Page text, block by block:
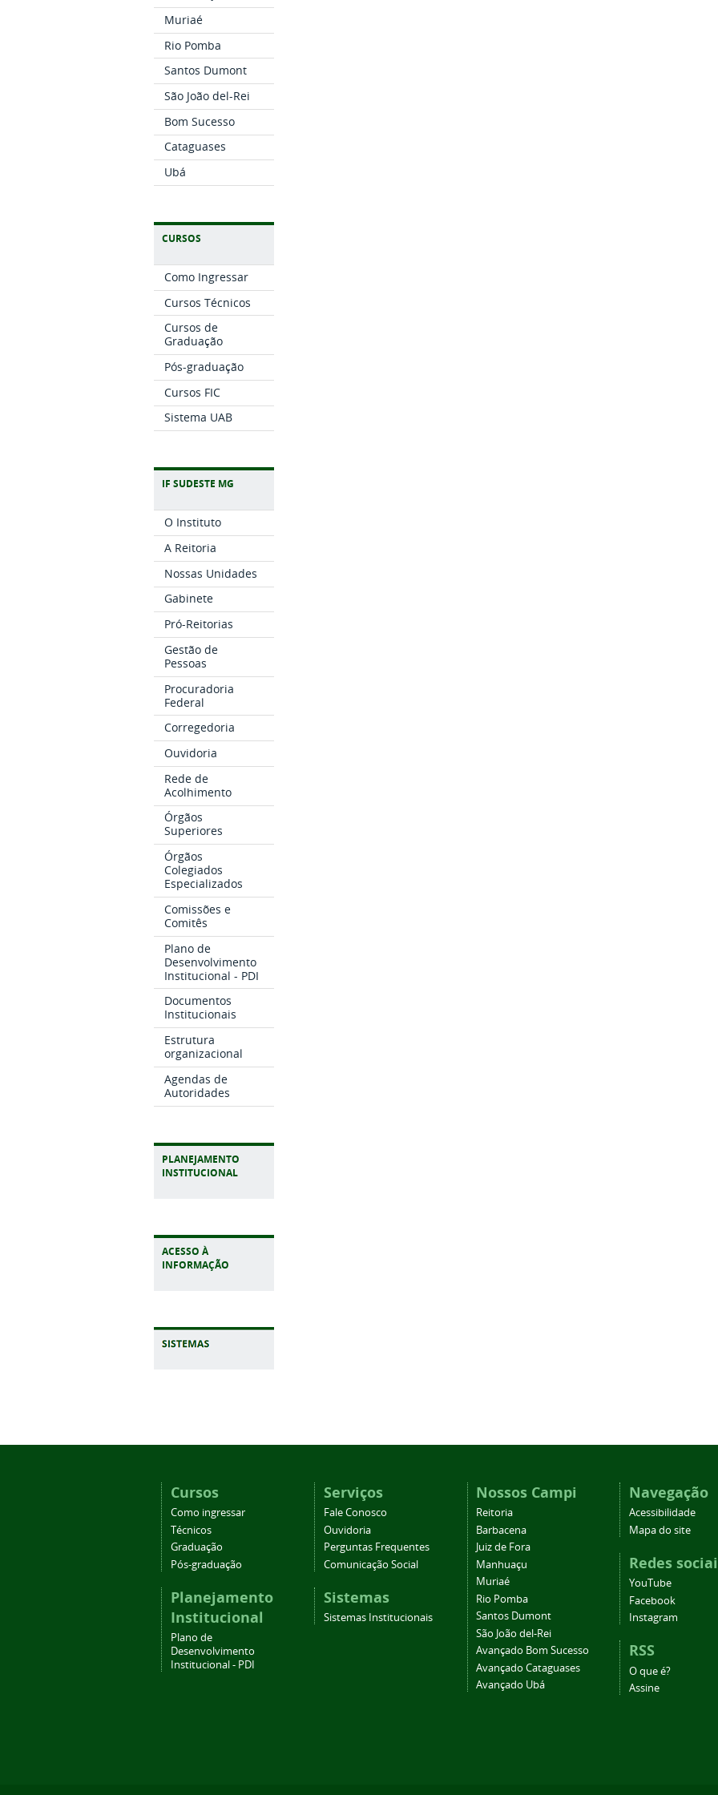
Muriaé
Rio Pomba
Santos Dumont
São João del-Rei
Bom Sucesso
Cataguases
Ubá
CURSOS
Como Ingressar
Cursos Técnicos
Cursos de
Graduação
Pós-graduação
Cursos FIC
Sistema UAB
IF SUDESTE MG
O Instituto
A Reitoria
Nossas Unidades
Gabinete
Pró-Reitorias
Gestão de
Pessoas
Procuradoria
Federal
Corregedoria
Ouvidoria
Rede de
Acolhimento
Órgãos
Superiores
Órgãos
Colegiados
Especializados
Comissões e
Comitês
Plano de
Desenvolvimento
Institucional - PDI
Documentos
Institucionais
Estrutura
organizacional
Agendas de
Autoridades
PLANEJAMENTO
INSTITUCIONAL
ACESSO À
INFORMAÇÃO
Cursos
Como ingressar
Técnicos
Graduação
Pós-graduação
Planejamento
Institucional
Plano de
Desenvolvimento
Institucional - PDI
Serviços
Fale Conosco
Ouvidoria
Perguntas Frequentes
Comunicação Social
Sistemas
Sistemas Institucionais
Nossos Campi
Reitoria
Barbacena
Juiz de Fora
Manhuaçu
Muriaé
Rio Pomba
Santos Dumont
São João del-Rei
Avançado Bom Sucesso
Avançado Cataguases
Avançado Ubá
Navegação
Acessibilidade
Mapa do site
Redes
YouTube
Facebook
Instagram
RSS
O que é?
Assine